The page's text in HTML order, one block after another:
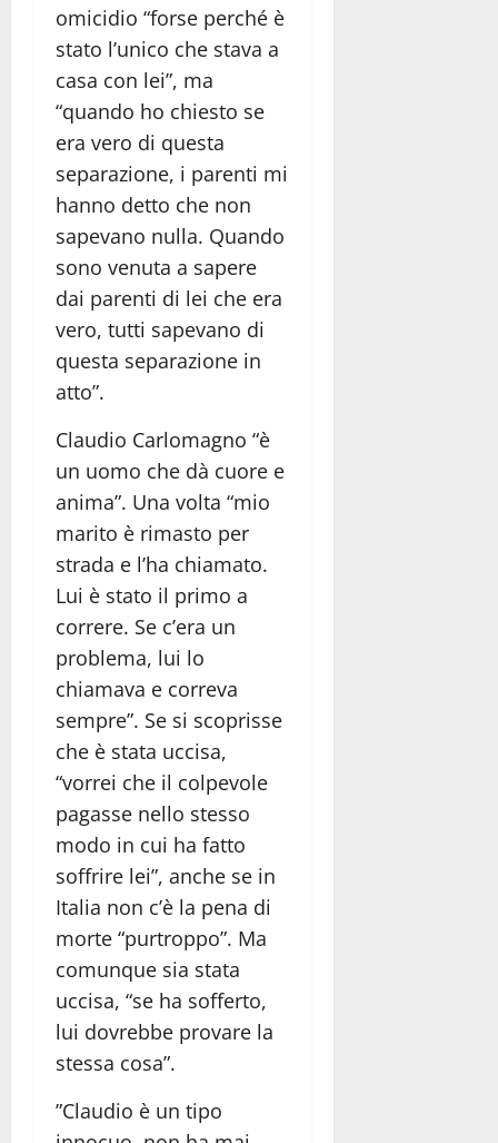
omicidio “forse perché è
stato l’unico che stava a
casa con lei”, ma
“quando ho chiesto se
era vero di questa
separazione, i parenti mi
hanno detto che non
sapevano nulla. Quando
sono venuta a sapere
dai parenti di lei che era
vero, tutti sapevano di
questa separazione in
atto”.
Claudio Carlomagno “è
un uomo che dà cuore e
anima”. Una volta “mio
marito è rimasto per
strada e l’ha chiamato.
Lui è stato il primo a
correre. Se c’era un
problema, lui lo
chiamava e correva
sempre”. Se si scoprisse
che è stata uccisa,
“vorrei che il colpevole
pagasse nello stesso
modo in cui ha fatto
soffrire lei”, anche se in
Italia non c’è la pena di
morte “purtroppo”. Ma
comunque sia stata
uccisa, “se ha sofferto,
lui dovrebbe provare la
stessa cosa”.
”Claudio è un tipo